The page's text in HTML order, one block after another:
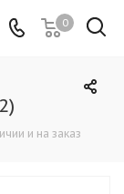
0
и на заказ